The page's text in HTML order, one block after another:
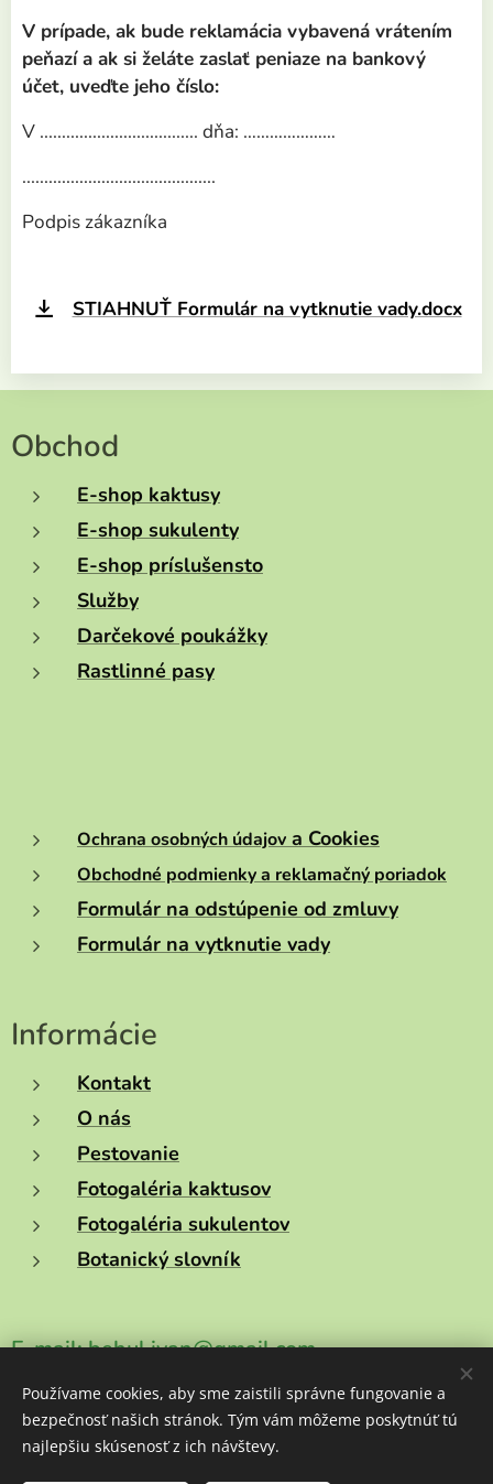
V prípade, ak bude reklamácia vybavená vrátením
peňazí a ak si želáte zaslať peniaze na bankový
účet, uveďte jeho číslo:
V .................................... dňa: …………………
............................................
Podpis zákazníka
STIAHNUŤ Formulár na vytknutie vady.docx
Obchod
E-shop kaktusy
E-shop sukulenty
E-shop príslušensto
Služby
Darčekové poukážky
Rastlinné pasy
Ochrana osobných údajov a Cookies
Obchodné podmienky a reklamačný poriadok
Formulár na odstúpenie od zmluvy
Formulár na vytknutie vady
Informácie
Kontakt
O nás
Pestovanie
Fotogaléria kaktusov
Fotogaléria sukulentov
Botanický slovník
E-mail:behul.ivan@gmail.com
Telefónne číslo: +421908757354
Používame cookies, aby sme zaistili správne fungovanie a
bezpečnosť našich stránok. Tým vám môžeme poskytnúť tú
najlepšiu skúsenosť z ich návštevy.